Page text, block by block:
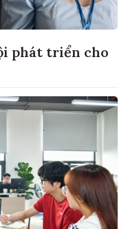
phát triển cho